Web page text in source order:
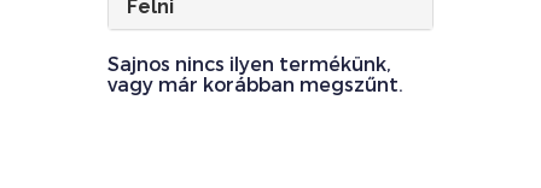
Felni
Sajnos nincs ilyen termékünk,
vagy már korábban megszűnt.